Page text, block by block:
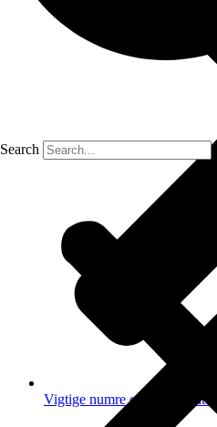
Search
Vigtige numre og dokumenter